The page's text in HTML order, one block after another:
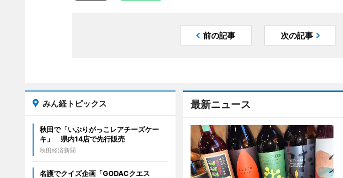
前の記事 次の記事
最新ニュース
みん経トピックス
秋田で「いぶりがっこレアチーズケー
キ」 県内14店で先行販売
秋田経済新聞
名護でクイズ企画「GODACクエス